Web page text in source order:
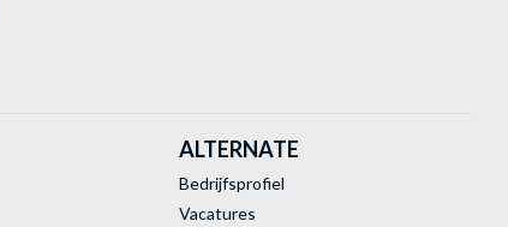
ALTERNATE
Bedrijfsprofiel
Vacatures